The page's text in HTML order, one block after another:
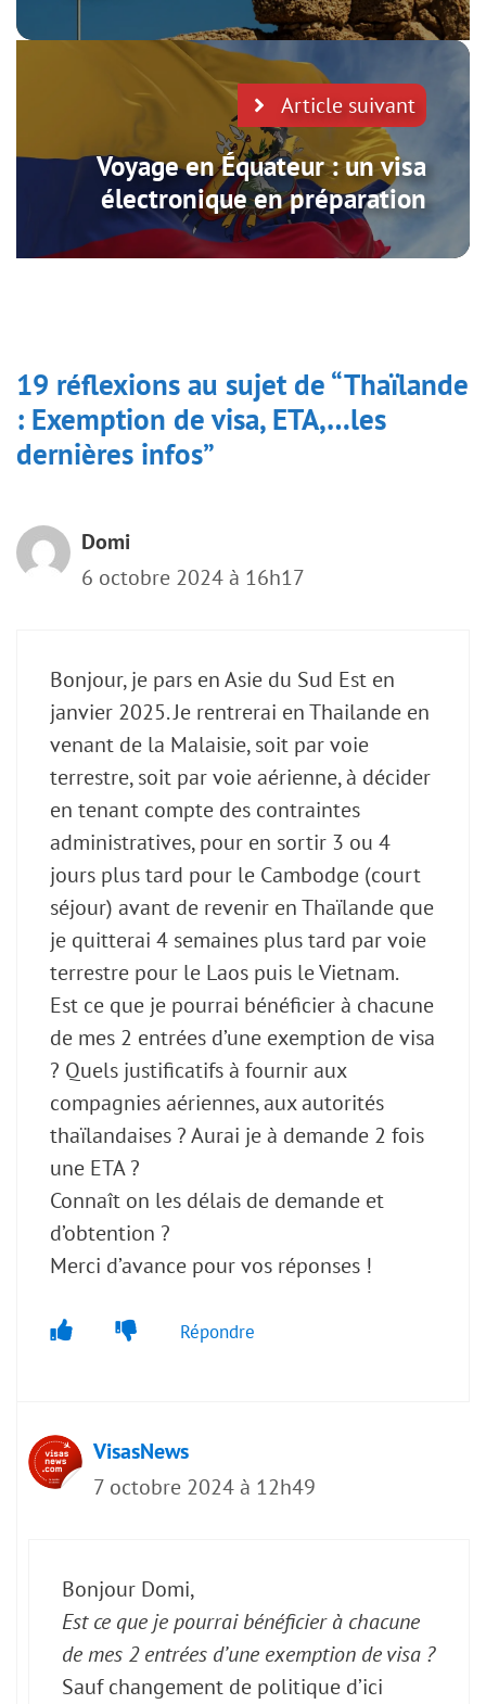
Article suivant
Voyage en Équateur : un visa
électronique en préparation
19 réflexions au sujet de “Thaïlande
: Exemption de visa, ETA,…les
dernières infos”
Domi
6 octobre 2024 à 16h17
Bonjour, je pars en Asie du Sud Est en
janvier 2025. Je rentrerai en Thailande en
venant de la Malaisie, soit par voie
terrestre, soit par voie aérienne, à décider
en tenant compte des contraintes
administratives, pour en sortir 3 ou 4
jours plus tard pour le Cambodge (court
séjour) avant de revenir en Thaïlande que
je quitterai 4 semaines plus tard par voie
terrestre pour le Laos puis le Vietnam.
Est ce que je pourrai bénéficier à chacune
de mes 2 entrées d’une exemption de visa
? Quels justificatifs à fournir aux
compagnies aériennes, aux autorités
thaïlandaises ? Aurai je à demande 2 fois
une ETA ?
Connaît on les délais de demande et
d’obtention ?
Merci d’avance pour vos réponses !
Répondre
VisasNews
7 octobre 2024 à 12h49
Bonjour Domi,
Est ce que je pourrai bénéficier à chacune
de mes 2 entrées d’une exemption de visa ?
Sauf changement de politique d’ici